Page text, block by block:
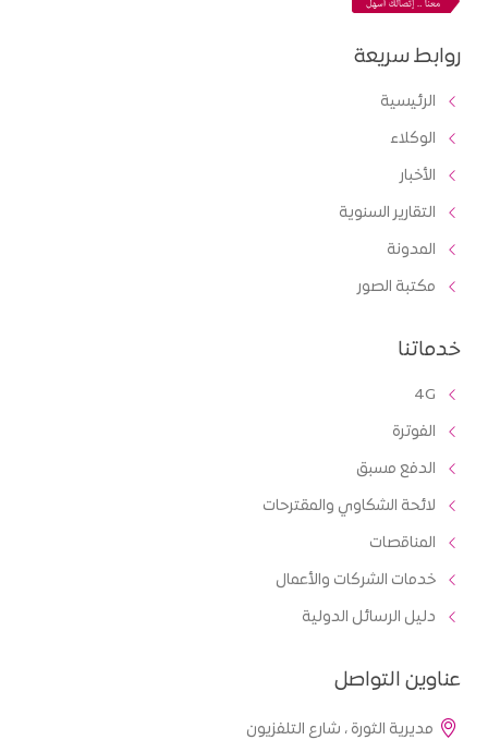
روابط سريعة
الرئيسية
الوكلاء
الأخبار
التقارير السنوية
المدونة
مكتبة الصور
خدماتنا
4G
الفوترة
الدفع مسبق
لائحة الشكاوي والمقترحات
المناقصات
خدمات الشركات والأعمال
دليل الرسائل الدولية
عناوين التواصل
مديرية الثورة ، شارع التلفزيون